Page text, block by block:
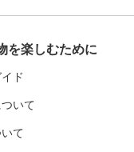
を楽しむために
ド
いて
て